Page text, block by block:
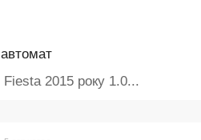
автомат
2015 року 1.0...